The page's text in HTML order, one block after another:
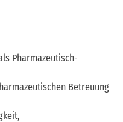
Pharmazeutisch-
Betreuung